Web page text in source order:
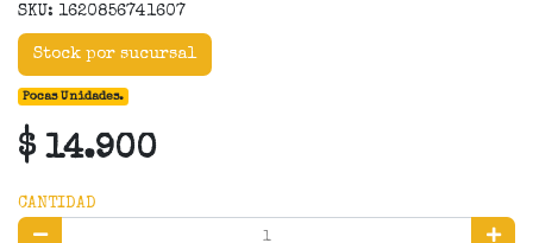
SKU: 1620856741607
Stock por sucursal
Pocas Unidades.
$ 14.900
CANTIDAD